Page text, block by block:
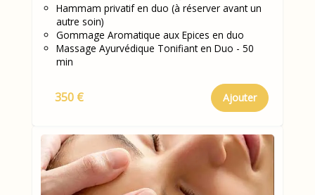
Hammam privatif en duo (à réserver avant un
autre soin)
Gommage Aromatique aux Epices en duo
Massage Ayurvédique Tonifiant en Duo - 50
min
350 € Ajouter